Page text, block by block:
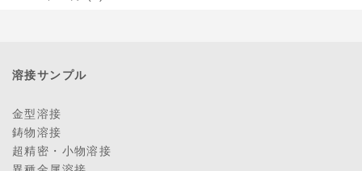
溶接サンプル
金型溶接
鋳物溶接
超精密・小物溶接